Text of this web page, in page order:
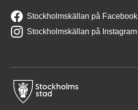
Stockholmskällan på Facebook
Stockholmskällan på Instagram